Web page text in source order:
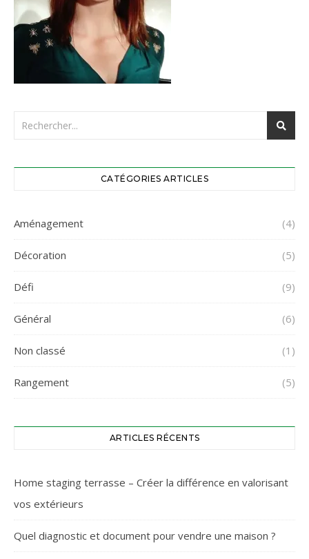
CATÉGORIES ARTICLES
Aménagement (4)
Décoration (5)
Défi (9)
Général (6)
Non classé (1)
Rangement (5)
ARTICLES RÉCENTS
Home staging terrasse – Créer la différence en valorisant
vos extérieurs
Quel diagnostic et document pour vendre une maison ?